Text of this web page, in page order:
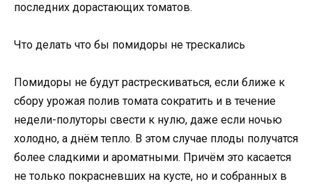
последних дорастающих томатов.
Что делать что бы помидоры не трескались
Помидоры не будут растрескиваться, если ближе к
сбору урожая полив томата сократить и в течение
недели-полуторы свести к нулю, даже если ночью
холодно, а днём тепло. В этом случае плоды получатся
более сладкими и ароматными. Причём это касается
не только покрасневших на кусте, но и собранных в